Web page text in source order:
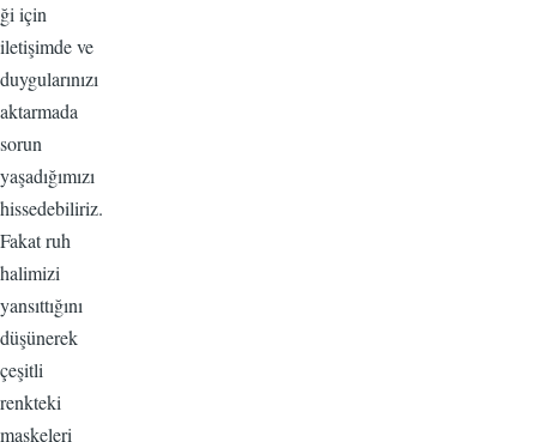
ği için
iletişimde ve
duygularınızı
aktarmada
sorun
yaşadığımızı
hissedebiliriz.
Fakat ruh
halimizi
yansıttığını
düşünerek
çeşitli
renkteki
maskeleri